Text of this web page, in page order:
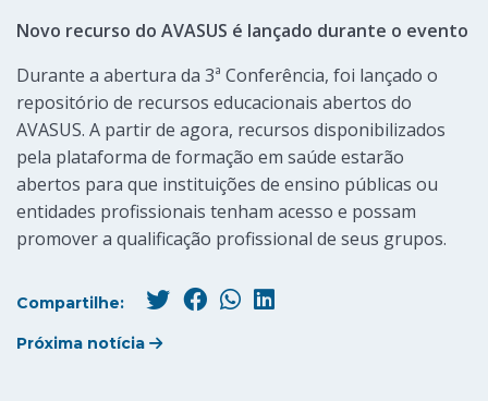
Novo recurso do AVASUS é lançado durante o evento
Durante a abertura da 3ª Conferência, foi lançado o
repositório de recursos educacionais abertos do
AVASUS. A partir de agora, recursos disponibilizados
pela plataforma de formação em saúde estarão
abertos para que instituições de ensino públicas ou
entidades profissionais tenham acesso e possam
promover a qualificação profissional de seus grupos.
Compartilhe:
Próxima notícia